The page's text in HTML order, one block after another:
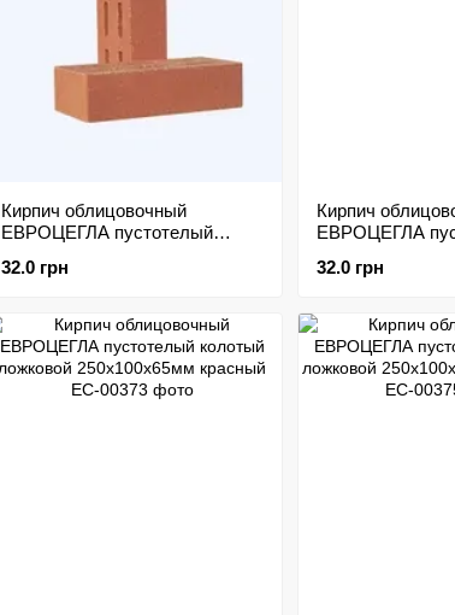
Кирпич облицовочный
ЕВРОЦЕГЛА пустотелый
красный
32.0 грн
Кирпич
ЕВРОЦЕГЛА
морковный
32.0 грн